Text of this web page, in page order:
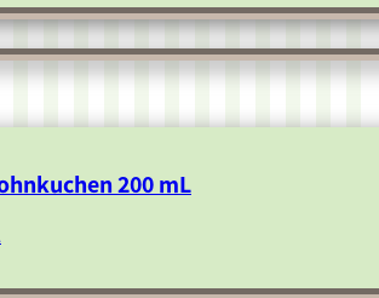
200 mL